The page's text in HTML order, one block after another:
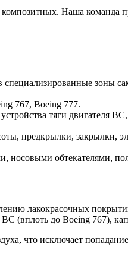
Наша команда
зоны
767, Boeing 777.
тяги двигателя
предкрылки, закрылки,
обтекателями,
лакокрасочных
ВС (вплоть до Boeing 767),
что исключает